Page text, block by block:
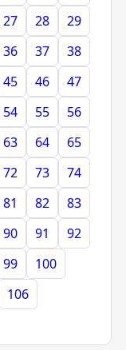
27 28
29
36 37
38
45 46
47
54 55
56
63 64
65
72 73
74
81 82
83
90 91
92
99
100
106